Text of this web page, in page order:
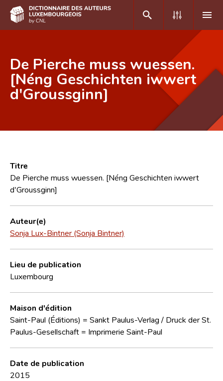
DE FR
Accueil
Recherche avancée
CNL
Équipe scientifique
De Pierche muss wuessen.
[Néng Geschichten iwwert
d'Groussginn]
Titre
De Pierche muss wuessen. [Néng Geschichten iwwert
d'Groussginn]
Auteur(e)
Sonja Lux-Bintner (Sonja Bintner)
Lieu de publication
Luxembourg
Maison d'édition
Saint-Paul (Éditions) = Sankt Paulus-Verlag / Druck der St.
Paulus-Gesellschaft = Imprimerie Saint-Paul
Date de publication
2015